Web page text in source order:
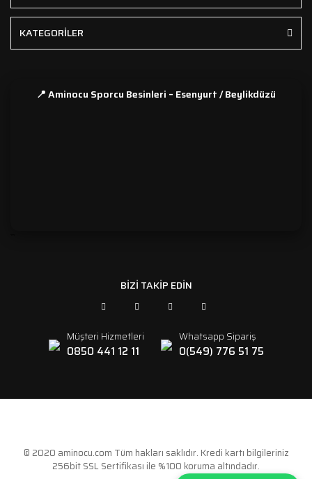
KATEGORİLER
📍 Aminocu Sporcu Besinleri – Esenyurt / Beylikdüzü
BİZİ TAKİP EDİN
Müşteri Hizmetleri
0850 441 12 11
Whatsapp Sipariş
0(549) 776 51 75
© 2020 aminocu.com Tüm hakları saklıdır. Kredi kartı bilgileriniz
256bit SSL Sertifikası ile %100 koruma altındadır.